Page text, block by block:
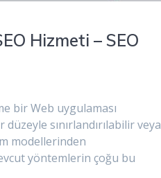
Hizmeti – SEO
bir Web uygulaması
sınırlandırılabilir veya
modellerinden
yöntemlerin çoğu bu